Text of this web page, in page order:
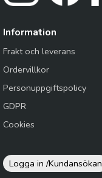
Information
Frakt och leverans
Ordervillkor
Personuppgiftspolicy
GDPR
Cookies
Logga in /Kundansökan